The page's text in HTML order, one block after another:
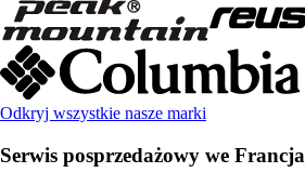
Odkryj wszystkie nasze marki
Serwis posprzedażowy we Francja